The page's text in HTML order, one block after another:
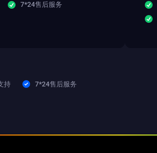
7*24售后服务
持 7*24售后服务